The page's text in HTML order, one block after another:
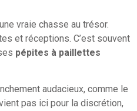
vraie chasse au trésor.
et réceptions. C’est souvent
pépites à paillettes
audacieux, comme le
pas ici pour la discrétion,